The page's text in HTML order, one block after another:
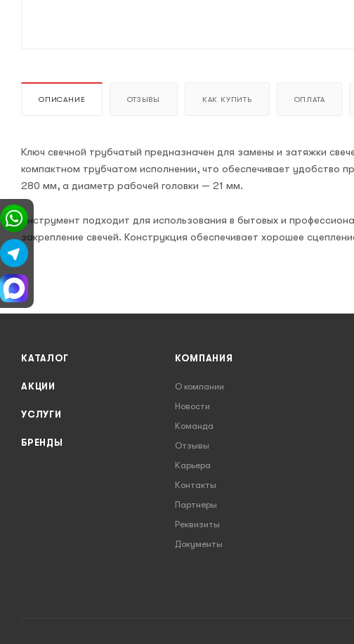
ОПИСАНИЕ ОТЗЫВЫ КАК КУПИТЬ ОПЛАТА
Ключ свечной трубчатый предназначен для замены и затяжки
компактном трубчатом исполнении, что обеспечивает удобство
280 мм, а диаметр рабочей головки — 21 мм.
Инструмент подходит для использования в бытовых и
закрепление свечей. Конструкция обеспечивает хорошее
КАТАЛОГ
АКЦИИ
УСЛУГИ
БРЕНДЫ
КОМПАНИЯ
О компании
Новости
Команда
Отзывы
Карьера
Контакты
Партнеры
Реквизиты
Документы